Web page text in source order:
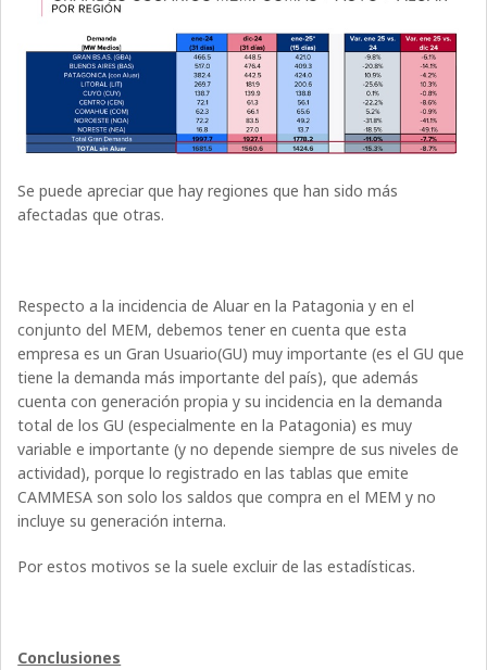
Se puede apreciar que hay regiones que han sido más
afectadas que otras.
Respecto a la incidencia de Aluar en la Patagonia y en el
conjunto del MEM, debemos tener en cuenta que esta
empresa es un Gran Usuario(GU) muy importante (es el GU que
tiene la demanda más importante del país), que además
cuenta con generación propia y su incidencia en la demanda
total de los GU (especialmente en la Patagonia) es muy
variable e importante (y no depende siempre de sus niveles de
actividad), porque lo registrado en las tablas que emite
CAMMESA son solo los saldos que compra en el MEM y no
incluye su generación interna.
Por estos motivos se la suele excluir de las estadísticas.
Conclusiones